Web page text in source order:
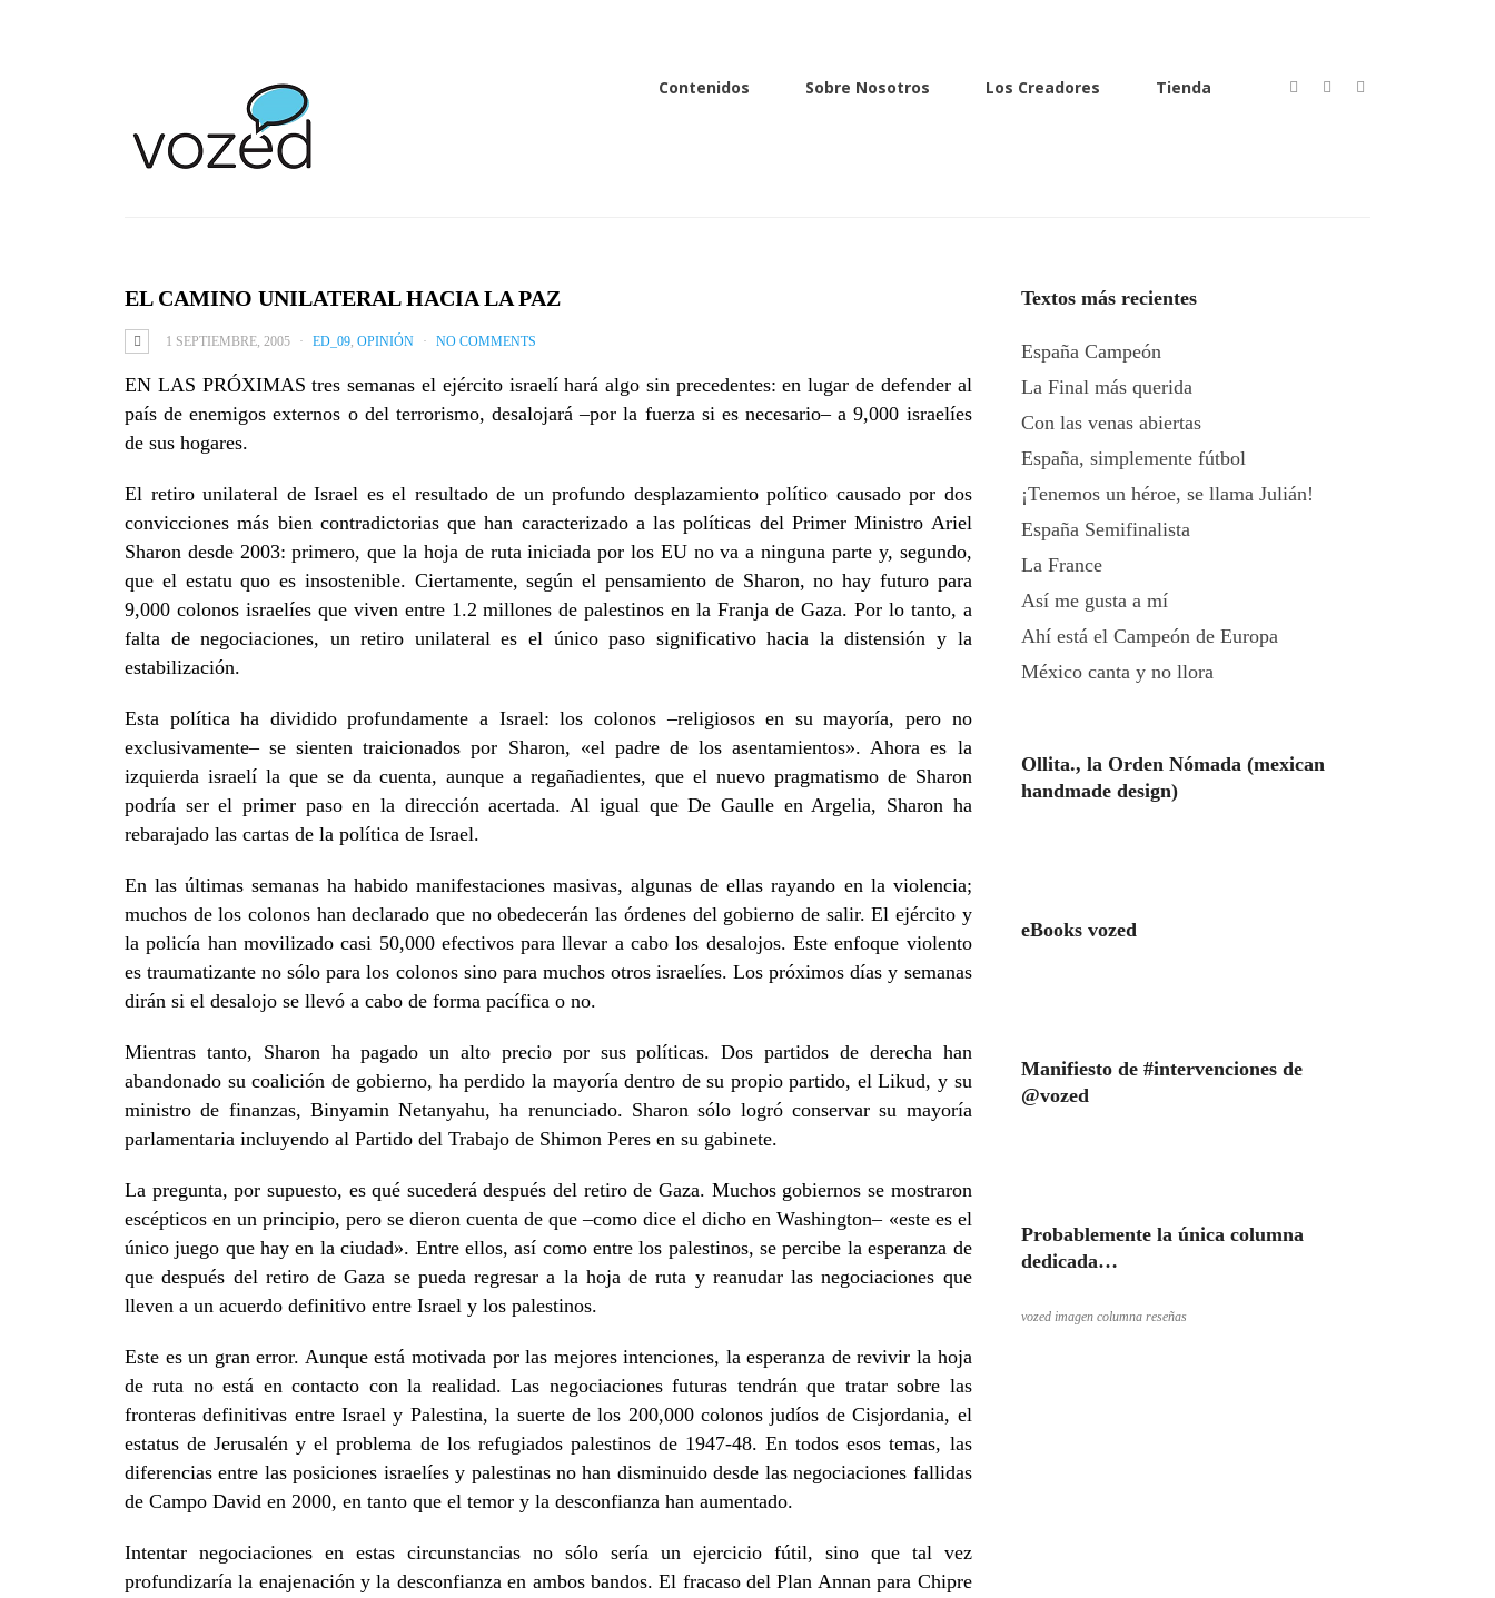
Contenidos Sobre Nosotros Los Creadores Tienda
EL CAMINO UNILATERAL HACIA LA PAZ
1 SEPTIEMBRE, 2005 ED_09, OPINIÓN NO COMMENTS
EN LAS PRÓXIMAS tres semanas el ejército israelí hará algo sin precedentes: en lugar de defender al
país de enemigos externos o del terrorismo, desalojará –por la fuerza si es necesario– a 9,000 israelíes
de sus hogares.
El retiro unilateral de Israel es el resultado de un profundo desplazamiento político causado por dos
convicciones más bien contradictorias que han caracterizado a las políticas del Primer Ministro Ariel
Sharon desde 2003: primero, que la hoja de ruta iniciada por los EU no va a ninguna parte y, segundo,
que el estatu quo es insostenible. Ciertamente, según el pensamiento de Sharon, no hay futuro para
9,000 colonos israelíes que viven entre 1.2 millones de palestinos en la Franja de Gaza. Por lo tanto, a
falta de negociaciones, un retiro unilateral es el único paso significativo hacia la distensión y la
estabilización.
Esta política ha dividido profundamente a Israel: los colonos –religiosos en su mayoría, pero no
exclusivamente– se sienten traicionados por Sharon, «el padre de los asentamientos». Ahora es la
izquierda israelí la que se da cuenta, aunque a regañadientes, que el nuevo pragmatismo de Sharon
podría ser el primer paso en la dirección acertada. Al igual que De Gaulle en Argelia, Sharon ha
rebarajado las cartas de la política de Israel.
En las últimas semanas ha habido manifestaciones masivas, algunas de ellas rayando en la violencia;
muchos de los colonos han declarado que no obedecerán las órdenes del gobierno de salir. El ejército y
la policía han movilizado casi 50,000 efectivos para llevar a cabo los desalojos. Este enfoque violento
es traumatizante no sólo para los colonos sino para muchos otros israelíes. Los próximos días y semanas
dirán si el desalojo se llevó a cabo de forma pacífica o no.
Mientras tanto, Sharon ha pagado un alto precio por sus políticas. Dos partidos de derecha han
abandonado su coalición de gobierno, ha perdido la mayoría dentro de su propio partido, el Likud, y su
ministro de finanzas, Binyamin Netanyahu, ha renunciado. Sharon sólo logró conservar su mayoría
parlamentaria incluyendo al Partido del Trabajo de Shimon Peres en su gabinete.
La pregunta, por supuesto, es qué sucederá después del retiro de Gaza. Muchos gobiernos se mostraron
escépticos en un principio, pero se dieron cuenta de que –como dice el dicho en Washington– «este es el
único juego que hay en la ciudad». Entre ellos, así como entre los palestinos, se percibe la esperanza de
que después del retiro de Gaza se pueda regresar a la hoja de ruta y reanudar las negociaciones que
lleven a un acuerdo definitivo entre Israel y los palestinos.
Este es un gran error. Aunque está motivada por las mejores intenciones, la esperanza de revivir la hoja
de ruta no está en contacto con la realidad. Las negociaciones futuras tendrán que tratar sobre las
fronteras definitivas entre Israel y Palestina, la suerte de los 200,000 colonos judíos de Cisjordania, el
estatus de Jerusalén y el problema de los refugiados palestinos de 1947-48. En todos esos temas, las
diferencias entre las posiciones israelíes y palestinas no han disminuido desde las negociaciones fallidas
de Campo David en 2000, en tanto que el temor y la desconfianza han aumentado.
Intentar negociaciones en estas circunstancias no sólo sería un ejercicio fútil, sino que tal vez
profundizaría la enajenación y la desconfianza en ambos bandos. El fracaso del Plan Annan para Chipre
Textos más recientes
España Campeón
La Final más querida
Con las venas abiertas
España, simplemente fútbol
¡Tenemos un héroe, se llama Julián!
España Semifinalista
La France
Así me gusta a mí
Ahí está el Campeón de Europa
México canta y no llora
Ollita., la Orden Nómada (mexican
handmade design)
eBooks vozed
Manifiesto de #intervenciones de
@vozed
Probablemente la única columna
dedicada…
vozed imagen columna reseñas